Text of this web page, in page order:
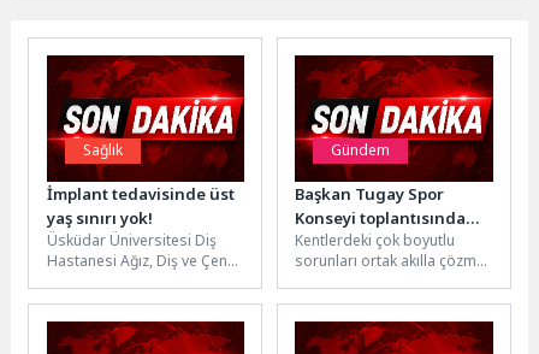
Sağlık
İmplant tedavisinde üst
yaş sınırı yok!
Üsküdar Üniversitesi Diş
Hastanesi Ağız, Diş ve Çene
Altop, dental...
Gündem
Başkan Tugay Spor
Konseyi toplantısında
konuştu
Kentlerdeki çok boyutlu
sorunları ortak akılla çözmek
kurulmasına öncülük eden
İzmir...